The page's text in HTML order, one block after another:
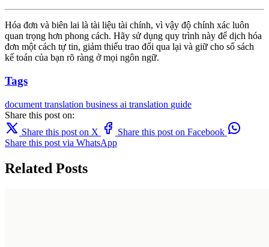
Hóa đơn và biên lai là tài liệu tài chính, vì vậy độ chính xác luôn
quan trọng hơn phong cách. Hãy sử dụng quy trình này để dịch hóa
đơn một cách tự tin, giảm thiểu trao đổi qua lại và giữ cho sổ sách
kế toán của bạn rõ ràng ở mọi ngôn ngữ.
Tags
document translation business ai translation guide
Share this post on:
Share this post on X
Share this post on Facebook
Share this post via WhatsApp
Related Posts